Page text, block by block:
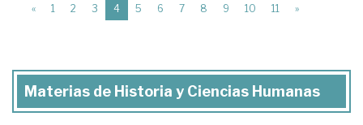
« 1 2 3 4(current)
5 6 7 8 9 10 11 »
Materias de Historia y Ciencias Humanas